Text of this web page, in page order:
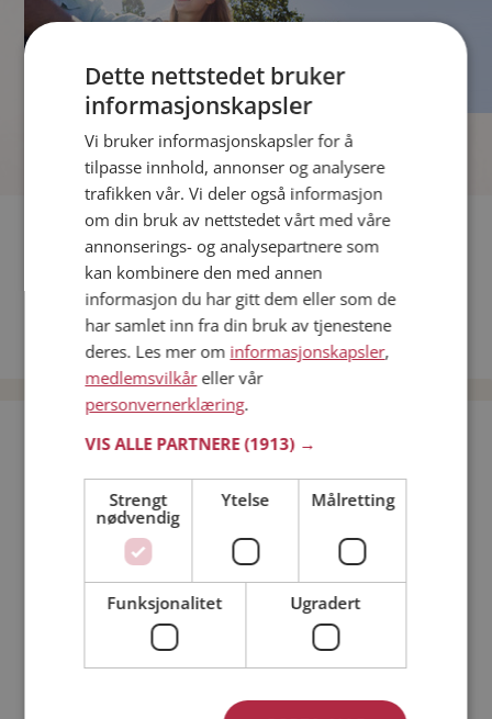
Fler single
Date menn i Norge
Date kvinner i Norge
Bli medlem gratis!
Jeg er en: Mann Kvinne
Min alder:
Dette nettstedet bruker
informasjonskapsler
Vi bruker informasjonskapsler for å
tilpasse innhold, annonser og analysere
trafikken vår. Vi deler også informasjon
om din bruk av nettstedet vårt med våre
annonserings- og analysepartnere som
kan kombinere den med annen
informasjon du har gitt dem eller som de
har samlet inn fra din bruk av tjenestene
deres. Les mer om informasjonskapsler,
medlemsvilkåreller vår
personvernerklæring.
VIS ALLE PARTNERE(1913) →
Strengt
nødvendig
Ytelse Målretting
Funksjonalitet Ugradert